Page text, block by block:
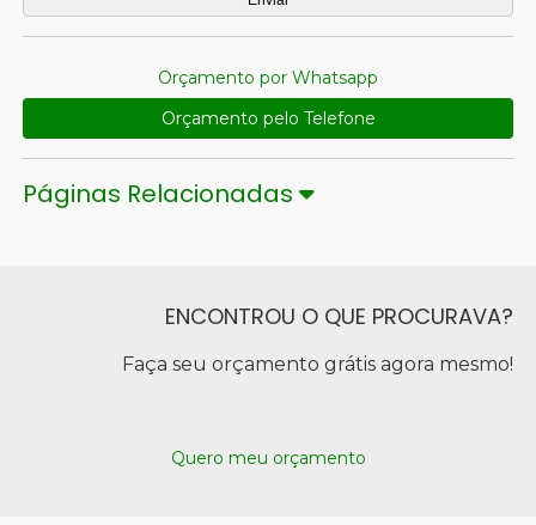
Orçamento por Whatsapp
Orçamento pelo Telefone
Páginas Relacionadas
ENCONTROU O QUE PROCURAVA?
Faça seu orçamento grátis agora mesmo!
Quero meu orçamento